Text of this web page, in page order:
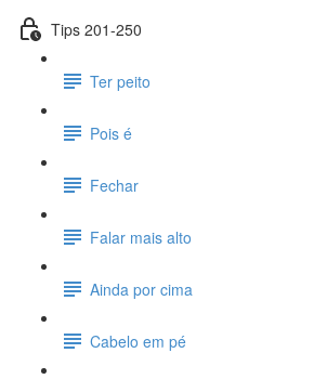
Tips 201-250
Ter peito
Pois é
Fechar
Falar mais alto
Ainda por cima
Cabelo em pé